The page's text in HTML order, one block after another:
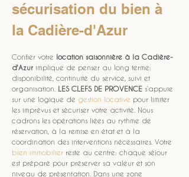
sécurisation du bien à
la Cadière-d'Azur
Confier votre location saisonnière à la Cadière-
d'Azur implique de penser au long terme:
disponibilité, continuité du service, suivi et
organisation. LES CLEFS DE PROVENCE s’appuie
sur une logique de gestion locative pour limiter
les imprévus et sécuriser votre activité. Nous
cadrons les opérations liées au rythme de
réservation, à la remise en état et à la
coordination des interventions nécessaires. Votre
bien immobilier reste au centre: chaque séjour
est préparé pour préserver sa valeur et son
niveau de présentation. Dans une zone